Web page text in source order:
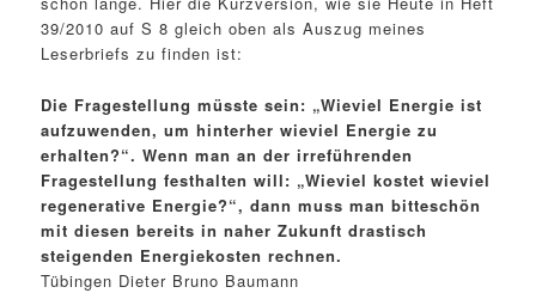
39/2010 auf S 8 gleich oben als Auszug meines
Leserbriefs zu finden ist:
Die Fragestellung müsste sein: „Wieviel Energie ist
aufzuwenden, um hinterher wieviel Energie zu
erhalten?“. Wenn man an der irreführenden
Fragestellung festhalten will: „Wieviel kostet wieviel
regenerative Energie?“, dann muss man bitteschön
mit diesen bereits in naher Zukunft drastisch
steigenden Energiekosten rechnen.
Tübingen Dieter Bruno Baumann